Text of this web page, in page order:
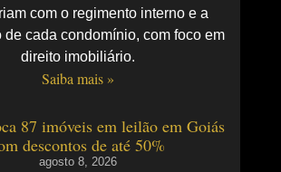
com o regimento interno e a
de cada condomínio, com foco em
direito imobiliário.
Saiba mais »
87 imóveis em leilão em Goiás
descontos de até 50%
agosto 8, 2026